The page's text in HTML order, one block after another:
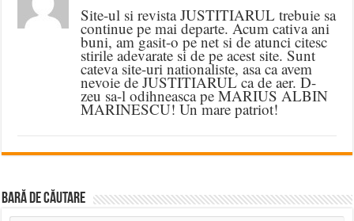
Site-ul si revista JUSTITIARUL trebuie sa
continue pe mai departe. Acum cativa ani
buni, am gasit-o pe net si de atunci citesc
stirile adevarate si de pe acest site. Sunt
cateva site-uri nationaliste, asa ca avem
nevoie de JUSTITIARUL ca de aer. D-
zeu sa-l odihneasca pe MARIUS ALBIN
MARINESCU! Un mare patriot!
BARĂ DE CĂUTARE